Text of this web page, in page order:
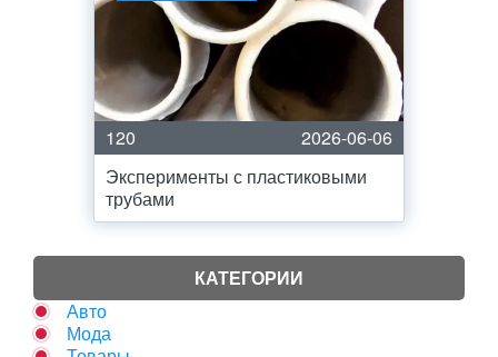
120
2026-06-06
Эксперименты с пластиковыми
трубами
КАТЕГОРИИ
Авто
Мода